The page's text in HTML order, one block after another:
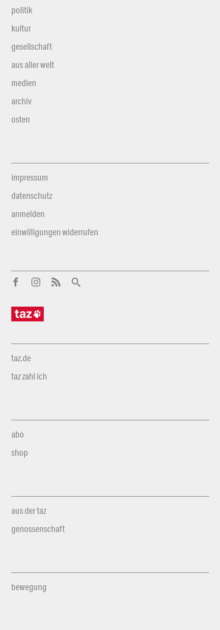
politik
kultur
gesellschaft
aus aller welt
medien
archiv
osten
impressum
datenschutz
anmelden
einwilligungen widerrufen
taz.de
taz zahl ich
abo
shop
aus der taz
genossenschaft
bewegung